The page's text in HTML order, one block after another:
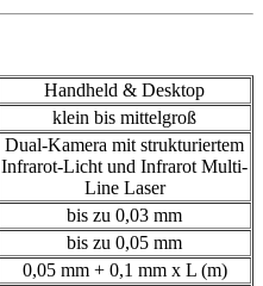
Handheld & Desktop
klein bis mittelgroß
Dual-Kamera mit strukturiertem
Infrarot-Licht und Infrarot Multi-
Line Laser
bis zu 0,03 mm
bis zu 0,05 mm
0,05 mm + 0,1 mm x L (m)